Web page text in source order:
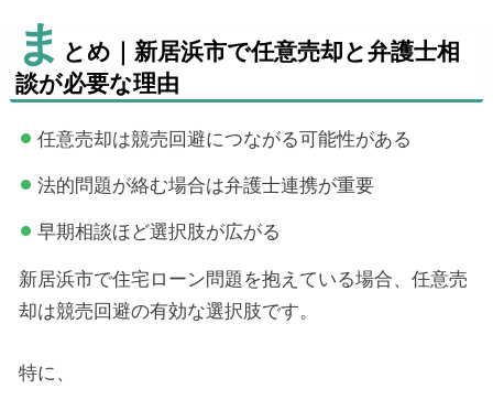
ま とめ｜新居浜市で任意売却と弁護士相
談が必要な理由
任意売却は競売回避につながる可能性がある
法的問題が絡む場合は弁護士連携が重要
早期相談ほど選択肢が広がる
新居浜市で住宅ローン問題を抱えている場合、任意売
却は競売回避の有効な選択肢です。
特に、